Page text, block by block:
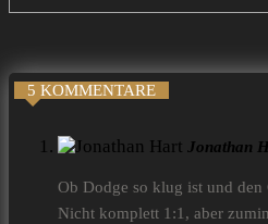
5 KOMMENTARE
Jonathan
Ob Dodge so klug ist und den
Nicht komplett 1:1, aber